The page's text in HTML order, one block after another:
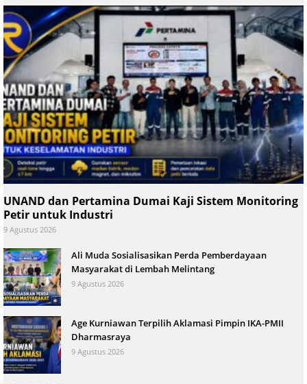
UNAND dan Pertamina Dumai Kaji Sistem Monitoring
Petir untuk Industri
9 Agustus 2026
Ali Muda Sosialisasikan Perda Pemberdayaan
Masyarakat di Lembah Melintang
9 Agustus 2026
Age Kurniawan Terpilih Aklamasi Pimpin IKA-PMII
Dharmasraya
9 Agustus 2026